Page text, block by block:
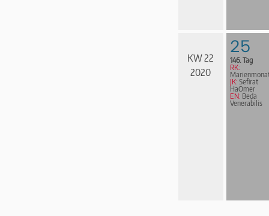
KW 22
2020
25
146. Tag
RK:
JK: Sefirat
HaOmer
EN: Beda
Venerabilis